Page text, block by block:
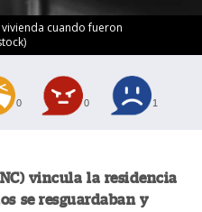
cuando fueron
0 0 1
vincula la residencia
se resguardaban y